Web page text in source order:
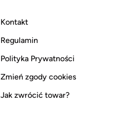
Kontakt
Regulamin
Polityka Prywatności
Zmień zgody cookies
Jak zwrócić towar?